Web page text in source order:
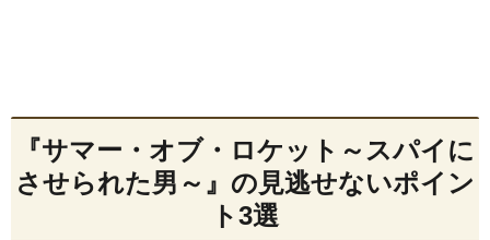
『サマー・オブ・ロケット～スパイに
させられた男～』の見逃せないポイン
ト3選